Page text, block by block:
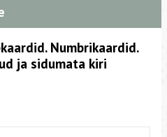
Numbrikaardid.
ja sidumata kiri